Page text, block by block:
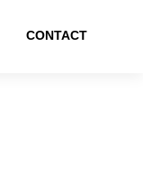
CONTACT